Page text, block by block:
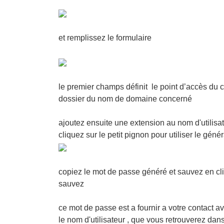
et remplissez le formulaire
le premier champs définit le point d’accès
dossier du nom de domaine concerné
ajoutez ensuite une extension au nom
cliquez sur le petit pignon pour utiliser le
copiez le mot de passe généré et sauvez en
sauvez
ce mot de passe est a fournir a votre contact
le nom d'utilisateur , que vous retrouverez